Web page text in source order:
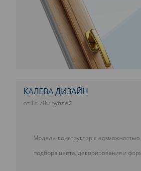
КАЛЕВА ДИЗАЙН
от 18 700 рублей
Модель-конструктор с
подбора цвета, декорирования и